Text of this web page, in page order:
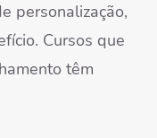
personalização,
Cursos que
têm